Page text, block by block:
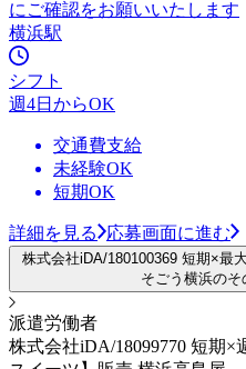
にご確認をお願いいたします
横浜駅
シフト
週4日からOK
交通費支給
未経験OK
短期OK
詳細を見る 応募画面に進む
株式会社iDA/180100369 短期×最
そごう横浜の
派遣労働者
株式会社iDA/18099770 短期